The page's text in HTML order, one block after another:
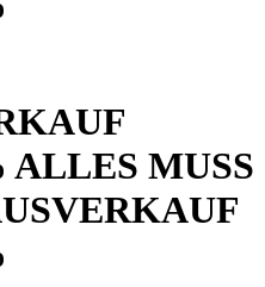
MUSS